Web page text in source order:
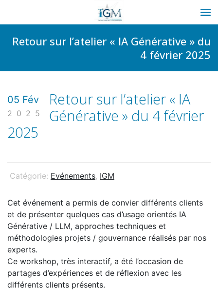
Retour sur l’atelier « IA Générative » du
4 février 2025
05 Fév
2025
Retour sur l’atelier « IA
Générative » du 4 février
2025
Catégorie: Evénements, IGM
Cet événement a permis de convier différents clients
et de présenter quelques cas d’usage orientés IA
Générative / LLM, approches techniques et
méthodologies projets / gouvernance réalisés par nos
experts.
Ce workshop, très interactif, a été l’occasion de
partages d’expériences et de réflexion avec les
différents clients présents.